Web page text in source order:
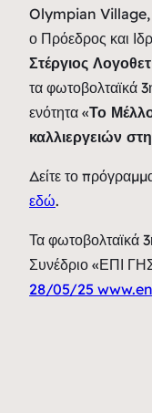
Olympian Village,
ο Πρόεδρος και
Στέργιος
τα φωτοβολταϊκά
ενότητα «Το
καλλιεργειών
Δείτε το
εδώ.
Τα φωτοβολταϊκά
Συνέδριο «ΕΠΙ
28/05/25